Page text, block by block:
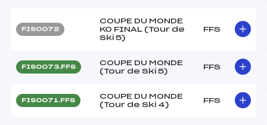
FIS0072
COUPE DU MONDE
KO FINAL (Tour de
Ski 5)
FFS
FIS0073.FFS
COUPE DU MONDE
(Tour de Ski 5)
FFS
FIS0071.FFS
COUPE DU MONDE
(Tour de Ski 4)
FFS